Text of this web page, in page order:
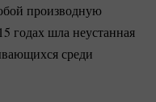
производную
годах шла неустанная
среди